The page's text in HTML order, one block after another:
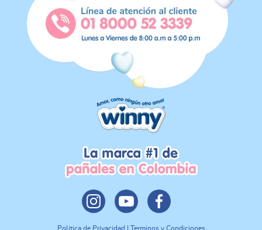
Politica de Privacidad | Terminos y Condiciones